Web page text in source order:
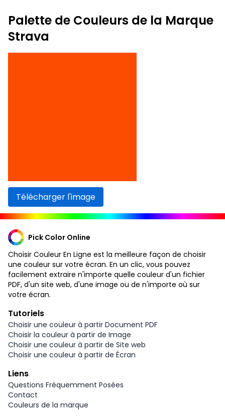
Palette de Couleurs de la Marque
Strava
Télécharger l'image
Pick Color Online
Choisir Couleur En Ligne est la meilleure façon de choisir
une couleur sur votre écran. En un clic, vous pouvez
facilement extraire n'importe quelle couleur d'un fichier
PDF, d'un site web, d'une image ou de n'importe où sur
votre écran.
Tutoriels
Choisir une couleur à partir Document PDF
Choisir la couleur à partir de Image
Choisir une couleur à partir de Site web
Choisir une couleur à partir de Écran
Liens
Questions Fréquemment Posées
Contact
Couleurs de la marque